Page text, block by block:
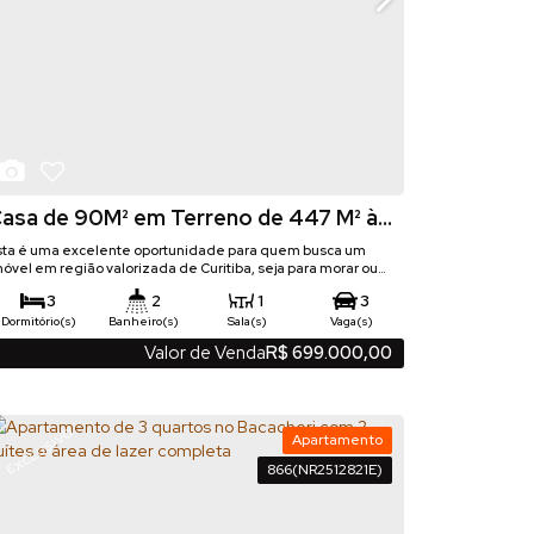
de 90M² em Terreno de 447 M² à
no Uberaba
R$ 699.000,00
Valor de Venda
3
Dormitório(s)
2
Banheiro(s)
1
Sala(s)
Total: 447.37m²
3
Vaga(s)
Útil:90.00 m²
é uma excelente oportunidade para quem busca um
em região valorizada de Curitiba, seja para morar ou
Localizado no bairro Uberaba, este terreno de 447,37
conta com uma casa de aproximadamente 90 m² privativos
uma infraestrutura completa ao redor. A zona é ZR2, ideal
quem deseja explorar potencial construtivo. Excelente
construção de sobrados. Destaques...
EXCLUSIVO 866(NR2512821E)
Apartamento